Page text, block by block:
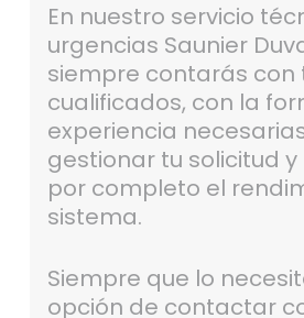
En nuestro servicio
urgencias Saunier
siempre contarás con
cualificados, con la
experiencia
gestionar tu solicitud
por completo el
sistema.
Siempre que lo
opción de contactar